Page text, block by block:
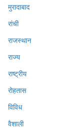
मुरादाबाद
रांची
राजस्थान
राज्य
राष्ट्रीय
रोहतास
विविध
वैशाली